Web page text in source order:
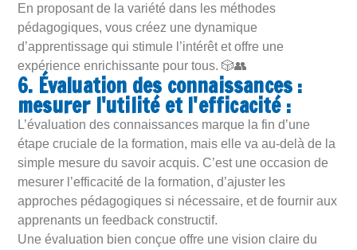
En proposant de la variété dans les méthodes
pédagogiques, vous créez une dynamique
d’apprentissage qui stimule l’intérêt et offre une
expérience enrichissante pour tous. 🎲👥
6. Évaluation des connaissances :
mesurer l'utilité et l'efficacité :
L’évaluation des connaissances marque la fin d’une
étape cruciale de la formation, mais elle va au-delà de la
simple mesure du savoir acquis. C’est une occasion de
mesurer l’efficacité de la formation, d’ajuster les
approches pédagogiques si nécessaire, et de fournir aux
apprenants un feedback constructif.
Une évaluation bien conçue offre une vision claire du